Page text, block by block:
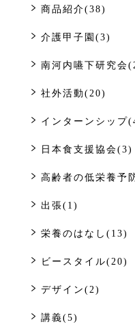
商品紹介(38)
介護甲子園(3)
南河内嚥下研究会
社外活動(20)
インターンシップ
日本食支援協会(3)
高齢者の低栄養予
出張(1)
栄養のはなし(13)
ビースタイル(20)
デザイン(2)
講義(5)